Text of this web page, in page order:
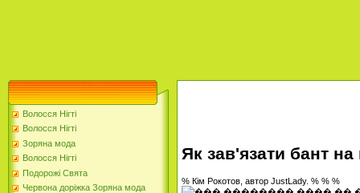
Волосся Нігті
Волосся Нігті
Зоряна мода
Волосся Нігті
Подорожі Свята
Червона доріжка Зоряна мода
Як зав'язати бант на
% Кім Рокотов, автор JustLady. % % %